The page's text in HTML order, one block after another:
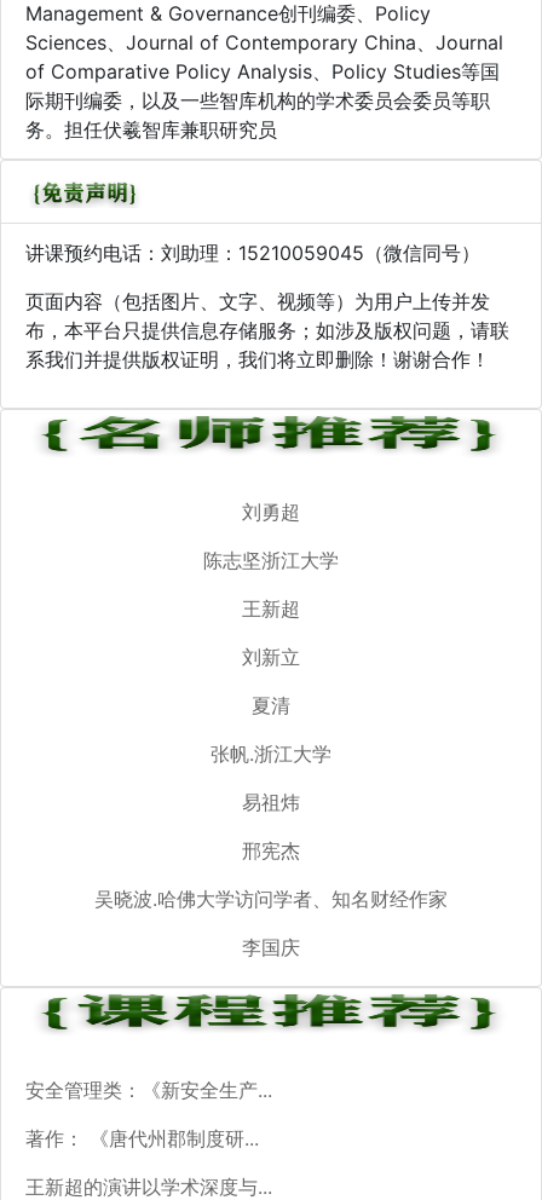
Management & Governance创刊编委、Policy
Sciences、Journal of Contemporary China、Journal
of Comparative Policy Analysis、Policy Studies等国
际期刊编委，以及一些智库机构的学术委员会委员等职
务。担任伏羲智库兼职研究员
讲课预约电话：刘助理：15210059045（微信同号）
页面内容（包括图片、文字、视频等）为用户上传并发
布，本平台只提供信息存储服务；如涉及版权问题，请联
系我们并提供版权证明，我们将立即删除！谢谢合作！
刘勇超
陈志坚浙江大学
王新超
刘新立
夏清
张帆.浙江大学
易祖炜
邢宪杰
吴晓波.哈佛大学访问学者、知名财经作家
李国庆
安全管理类：《新安全生产...
著作： 《唐代州郡制度研...
王新超的演讲以学术深度与...